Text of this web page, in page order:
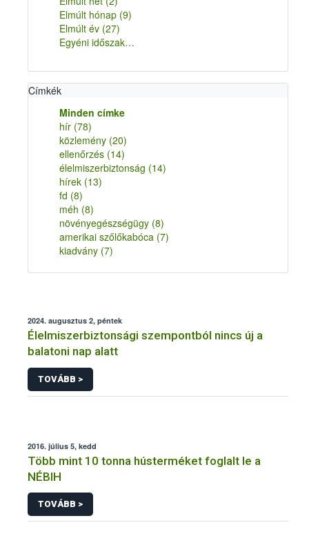
Elmúlt hónap (9)
Elmúlt év (27)
Egyéni időszak…
Címkék
Minden címke
hír (78)
közlemény (20)
ellenőrzés (14)
élelmiszerbiztonság (14)
hírek (13)
fd (8)
méh (8)
növényegészségügy (8)
amerikai szőlőkabóca (7)
kiadvány (7)
2024. augusztus 2, péntek
Élelmiszerbiztonsági szempontból nincs új a
balatoni nap alatt
TOVÁBB >
2016. július 5, kedd
Több mint 10 tonna hústerméket foglalt le a
NÉBIH
TOVÁBB >